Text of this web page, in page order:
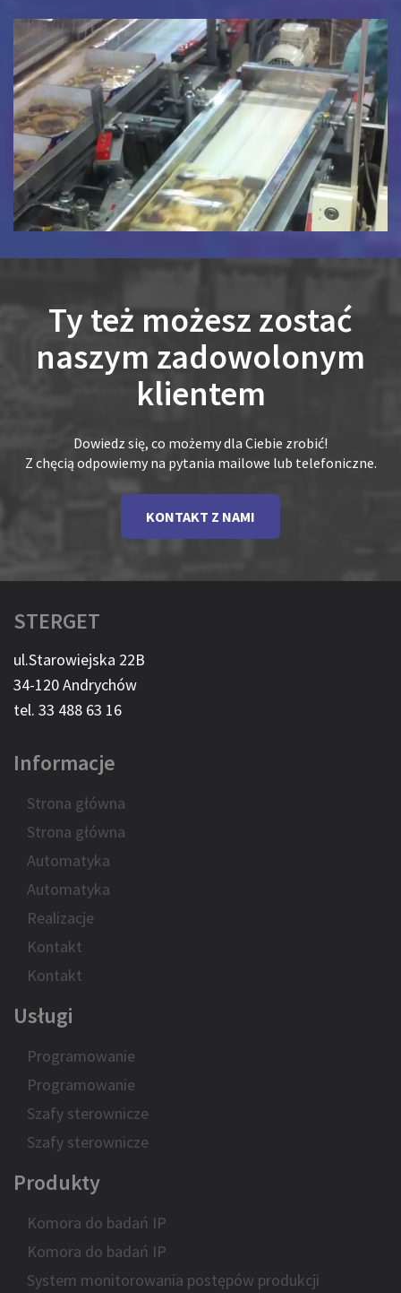
Ty też możesz zostać
naszym zadowolonym
klientem
Dowiedz się, co możemy dla Ciebie zrobić!
Z chęcią odpowiemy na pytania mailowe lub telefoniczne.
KONTAKT Z NAMI
STERGET
ul.Starowiejska 22B
34-120 Andrychów
tel. 33 488 63 16
Informacje
Strona główna
Strona główna
Automatyka
Automatyka
Realizacje
Kontakt
Kontakt
Usługi
Programowanie
Programowanie
Szafy sterownicze
Szafy sterownicze
Produkty
Komora do badań IP
Komora do badań IP
System monitorowania postępów produkcji